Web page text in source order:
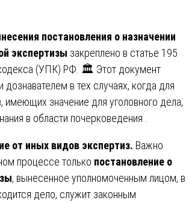
постановления о назначении
экспертизы закреплено в статье 195
(УПК) РФ. 🏛️ Этот документ
в тех случаях, когда для
имеющих значение для уголовного дела,
в области почерковедения .
от иных видов экспертиз. Важно
процессе только постановление о
, вынесенное уполномоченным лицом, в
дело, служит законным